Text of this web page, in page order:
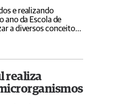
e realizando
ano da Escola de
a diversos conceitos
realiza